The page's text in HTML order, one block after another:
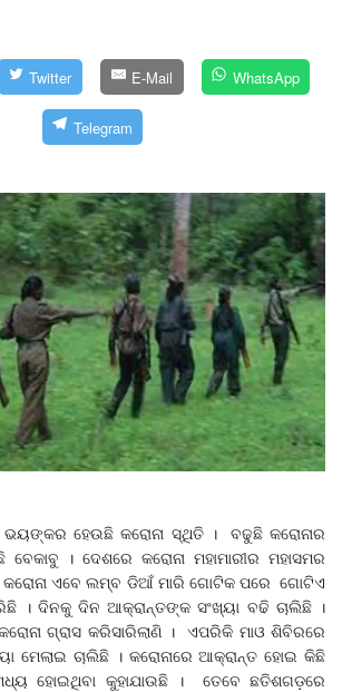
Twitter E-Mail WhatsApp
Telegram
ହେଉଛି କରୋନା ସ୍ଥିତି । ବଢୁଛି କରୋନାର
। ଦେଶରେ କରୋନା ମହାମାରୀର ମହାସମର
ଏବେ ଲମ୍ବ ଡିଆଁ ମାରି ଗୋଟିକ ପରେ ଗୋଟିଏ
। ଦିନକୁ ଦିନ ଆକ୍ରାନ୍ତଙ୍କ ସଂଖ୍ୟା ବଢି ଚାଲିଛି ।
ଗ୍ରାସ କରିସାରିଲାଣି । ଏପରିକି ମାଓ ଶିବିରରେ
ମେଲାଇ ଚାଲିଛି । କରୋନାରେ ଆକ୍ରାନ୍ତ ହୋଇ କିଛି
ହୋଇଥିବା କୁହାଯାଉଛି । ତେବେ ଛତିଶଗଡ଼ରେ